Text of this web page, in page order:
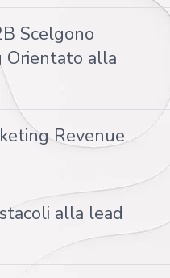
Scelgono
Orientato alla
Revenue
alla lead